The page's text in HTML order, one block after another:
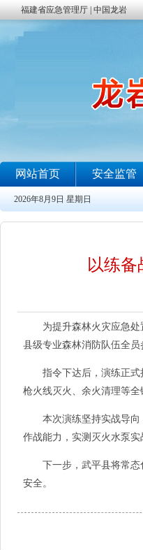
以练
为提升森林火灾应急处置
县级专业森林消防队伍全员
指令下达后，演练正式拉
枪火线灭火、余火清理等
本次演练坚持实战导向，
作战能力，实测灭火水泵
下一步，武平县将常态化
安全。